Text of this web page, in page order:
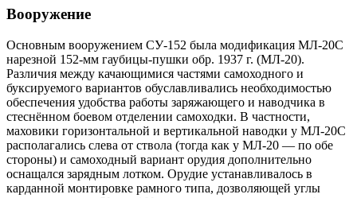
Вооружение
Основным вооружением СУ-152 была модификация МЛ-20С
нарезной 152-мм гаубицы-пушки обр. 1937 г. (МЛ-20).
Различия между качающимися частями самоходного и
буксируемого вариантов обуславливались необходимостью
обеспечения удобства работы заряжающего и наводчика в
стеснённом боевом отделении самоходки. В частности,
маховики горизонтальной и вертикальной наводки у МЛ-20С
располагались слева от ствола (тогда как у МЛ-20 — по обе
стороны) и самоходный вариант орудия дополнительно
оснащался зарядным лотком. Орудие устанавливалось в
карданной монтировке рамного типа, дозволяющей углы